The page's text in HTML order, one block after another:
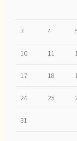
3 4
10 11
17 18
24 25
31